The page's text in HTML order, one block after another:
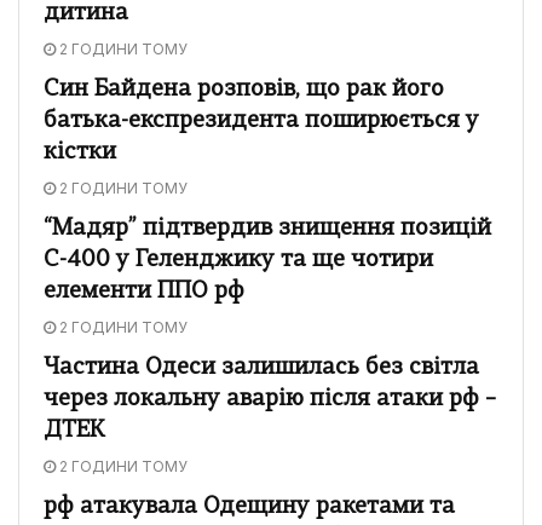
дитина
2 ГОДИНИ ТОМУ
Син Байдена розповів, що рак його
батька-експрезидента поширюється у
кістки
2 ГОДИНИ ТОМУ
“Мадяр” підтвердив знищення позицій
С-400 у Геленджику та ще чотири
елементи ППО рф
2 ГОДИНИ ТОМУ
Частина Одеси залишилась без світла
через локальну аварію після атаки рф –
ДТЕК
2 ГОДИНИ ТОМУ
рф атакувала Одещину ракетами та